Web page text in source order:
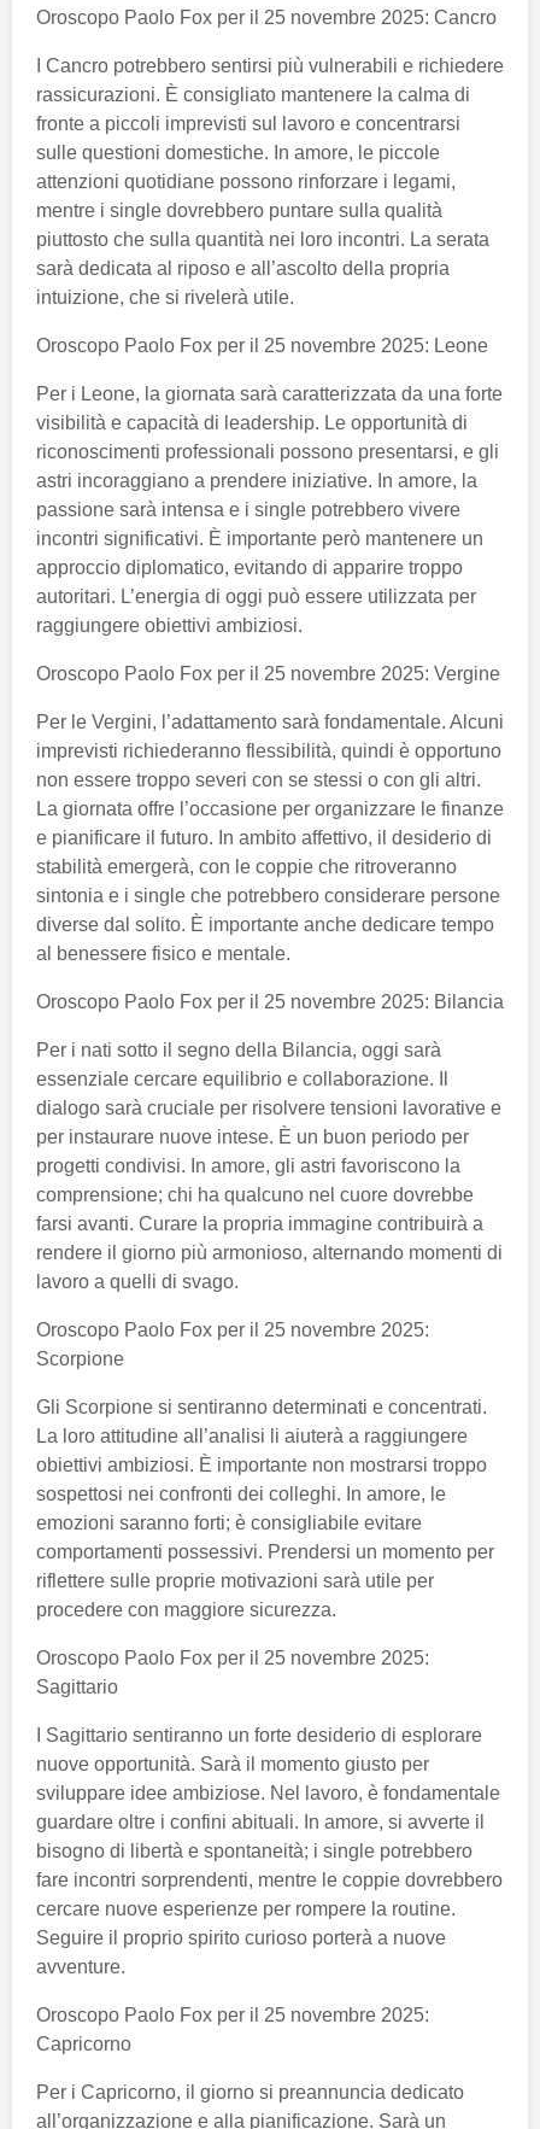
Oroscopo Paolo Fox per il 25 novembre 2025: Cancro
I Cancro potrebbero sentirsi più vulnerabili e richiedere
rassicurazioni. È consigliato mantenere la calma di
fronte a piccoli imprevisti sul lavoro e concentrarsi
sulle questioni domestiche. In amore, le piccole
attenzioni quotidiane possono rinforzare i legami,
mentre i single dovrebbero puntare sulla qualità
piuttosto che sulla quantità nei loro incontri. La serata
sarà dedicata al riposo e all’ascolto della propria
intuizione, che si rivelerà utile.
Oroscopo Paolo Fox per il 25 novembre 2025: Leone
Per i Leone, la giornata sarà caratterizzata da una forte
visibilità e capacità di leadership. Le opportunità di
riconoscimenti professionali possono presentarsi, e gli
astri incoraggiano a prendere iniziative. In amore, la
passione sarà intensa e i single potrebbero vivere
incontri significativi. È importante però mantenere un
approccio diplomatico, evitando di apparire troppo
autoritari. L’energia di oggi può essere utilizzata per
raggiungere obiettivi ambiziosi.
Oroscopo Paolo Fox per il 25 novembre 2025: Vergine
Per le Vergini, l’adattamento sarà fondamentale. Alcuni
imprevisti richiederanno flessibilità, quindi è opportuno
non essere troppo severi con se stessi o con gli altri.
La giornata offre l’occasione per organizzare le finanze
e pianificare il futuro. In ambito affettivo, il desiderio di
stabilità emergerà, con le coppie che ritroveranno
sintonia e i single che potrebbero considerare persone
diverse dal solito. È importante anche dedicare tempo
al benessere fisico e mentale.
Oroscopo Paolo Fox per il 25 novembre 2025: Bilancia
Per i nati sotto il segno della Bilancia, oggi sarà
essenziale cercare equilibrio e collaborazione. Il
dialogo sarà cruciale per risolvere tensioni lavorative e
per instaurare nuove intese. È un buon periodo per
progetti condivisi. In amore, gli astri favoriscono la
comprensione; chi ha qualcuno nel cuore dovrebbe
farsi avanti. Curare la propria immagine contribuirà a
rendere il giorno più armonioso, alternando momenti di
lavoro a quelli di svago.
Oroscopo Paolo Fox per il 25 novembre 2025:
Scorpione
Gli Scorpione si sentiranno determinati e concentrati.
La loro attitudine all’analisi li aiuterà a raggiungere
obiettivi ambiziosi. È importante non mostrarsi troppo
sospettosi nei confronti dei colleghi. In amore, le
emozioni saranno forti; è consigliabile evitare
comportamenti possessivi. Prendersi un momento per
riflettere sulle proprie motivazioni sarà utile per
procedere con maggiore sicurezza.
Oroscopo Paolo Fox per il 25 novembre 2025:
Sagittario
I Sagittario sentiranno un forte desiderio di esplorare
nuove opportunità. Sarà il momento giusto per
sviluppare idee ambiziose. Nel lavoro, è fondamentale
guardare oltre i confini abituali. In amore, si avverte il
bisogno di libertà e spontaneità; i single potrebbero
fare incontri sorprendenti, mentre le coppie dovrebbero
cercare nuove esperienze per rompere la routine.
Seguire il proprio spirito curioso porterà a nuove
avventure.
Oroscopo Paolo Fox per il 25 novembre 2025:
Capricorno
Per i Capricorno, il giorno si preannuncia dedicato
all’organizzazione e alla pianificazione. Sarà un